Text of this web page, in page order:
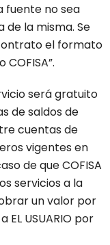
fuente no sea
de la misma. Se
el formato
será gratuito
de saldos de
cuentas de
vigentes en
de que COFISA
servicios a la
un valor por
USUARIO por